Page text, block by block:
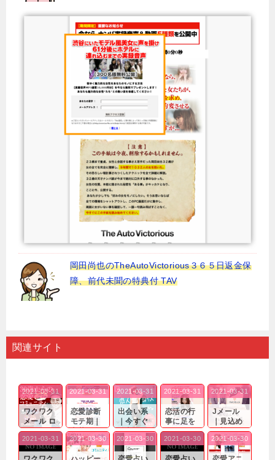
岡田尚也のTheAutoVictorious３６５日返金保
障、前代未聞の特典付 TAV
関連サイト
ワクワク
メール ロ
グイン pc
｜心の底
から真
2021-03-31
恋愛診断
モテ期｜
老若男女
問わ
ず…。
2021-03-31
出会い系
｜今すぐ
仲良くな
れる相手
探しをし
2021-03-31
恋活の行
事に足を
運んでも
出会いの
チャンス
2021-03-31
Jメール
｜見込め
る効果が
確実なも
のであっ
2021-03-31
2021-03-31 2021-03-30 2021-03-30 2021-03-30 2021-03-30